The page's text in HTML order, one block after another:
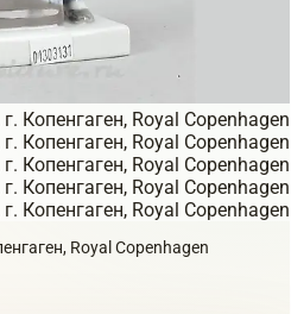
Royal Copenhagen